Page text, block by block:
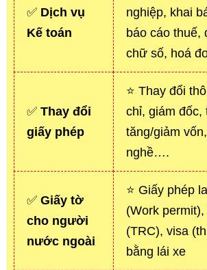
✅ Dịch vụ
Kế toán
nghiệp, khai
báo cáo thuế,
chữ số, hoá
✅ Thay đổi
giấy phép
⭐ Thay đổi
chỉ, giám đốc,
tăng/giảm
nghề….
✅ Giấy tờ
cho người
nước ngoài
⭐ Giấy phép
(Work
(TRC), visa
bằng lái xe